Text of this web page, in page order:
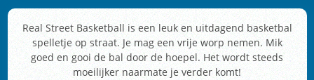
Real Street Basketball is een leuk en uitdagend basketbal
spelletje op straat. Je mag een vrije worp nemen. Mik
goed en gooi de bal door de hoepel. Het wordt steeds
moeilijker naarmate je verder komt!